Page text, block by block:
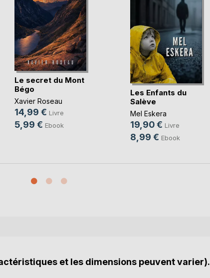
Le secret du Mont
Bégo
Xavier Roseau
14,99 € Livre
5,99 € Ebook
Les Enfants du
Salève
Mel Eskera
19,90 € Livre
8,99 € Ebook
et les dimensions peuvent varier).